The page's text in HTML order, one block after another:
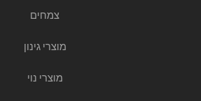
צמחים
מוצרי גינון
מוצרי נוי